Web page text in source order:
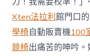
Xten法拉利館門口
學椅自動販賣機100
競椅出痛苦的呻吟